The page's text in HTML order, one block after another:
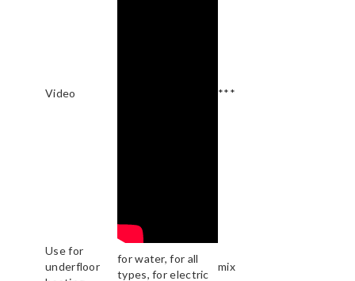
Video ***
Use for
underfloor
for water, for all
types, for electric
mix